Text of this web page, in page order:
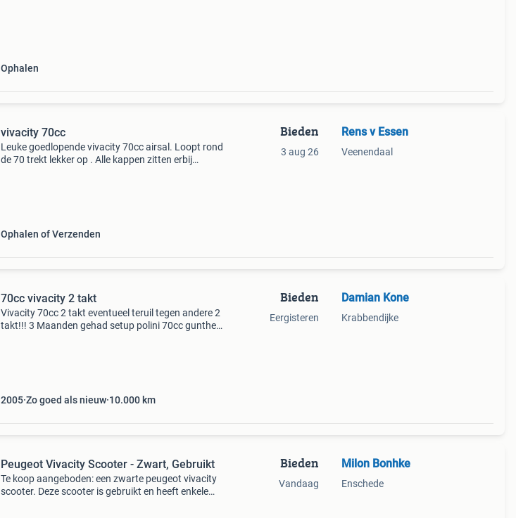
Ophalen
vivacity 70cc
Leuke goedlopende vivacity 70cc airsal. Loopt rond
de 70 trekt lekker op . Alle kappen zitten erbij
Ophalen of Verzenden
Bieden
3 aug 26
Rens v Essen
Veenendaal
70cc vivacity 2 takt
Vivacity 70cc 2 takt eventueel teruil tegen andere 2
takt!!! 3 Maanden gehad setup polini 70cc gunther
2005 Zo goed als nieuw 10.000 km
Bieden
Eergisteren
Damian Kone
Krabbendijke
Peugeot Vivacity Scooter - Zwart, Gebruikt
Te koop aangeboden: een zwarte peugeot vivacity
scooter. Deze scooter is gebruikt en heeft enkele
Bieden
Vandaag
Milon Bonhke
Enschede